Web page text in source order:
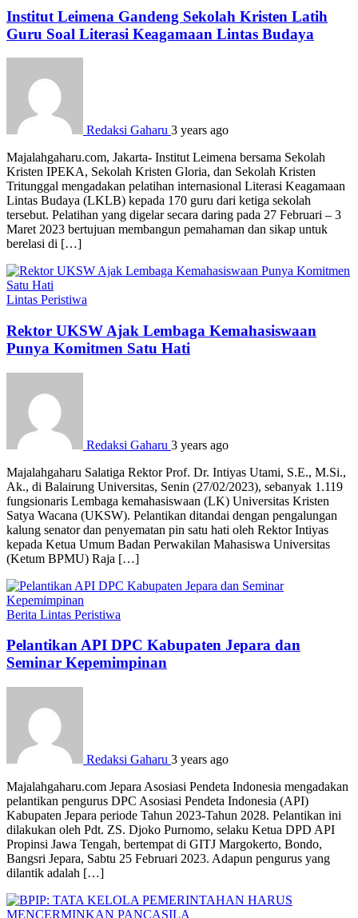
Institut Leimena Gandeng Sekolah Kristen Latih
Guru Soal Literasi Keagamaan Lintas Budaya
Redaksi Gaharu 3 years ago
Majalahgaharu.com, Jakarta- Institut Leimena bersama Sekolah
Kristen IPEKA, Sekolah Kristen Gloria, dan Sekolah Kristen
Tritunggal mengadakan pelatihan internasional Literasi Keagamaan
Lintas Budaya (LKLB) kepada 170 guru dari ketiga sekolah
tersebut. Pelatihan yang digelar secara daring pada 27 Februari – 3
Maret 2023 bertujuan membangun pemahaman dan sikap untuk
berelasi di […]
Lintas Peristiwa
Rektor UKSW Ajak Lembaga Kemahasiswaan
Punya Komitmen Satu Hati
Redaksi Gaharu 3 years ago
Majalahgaharu Salatiga Rektor Prof. Dr. Intiyas Utami, S.E., M.Si.,
Ak., di Balairung Universitas, Senin (27/02/2023), sebanyak 1.119
fungsionaris Lembaga kemahasiswaan (LK) Universitas Kristen
Satya Wacana (UKSW). Pelantikan ditandai dengan pengalungan
kalung senator dan penyematan pin satu hati oleh Rektor Intiyas
kepada Ketua Umum Badan Perwakilan Mahasiswa Universitas
(Ketum BPMU) Raja […]
Berita Lintas Peristiwa
Pelantikan API DPC Kabupaten Jepara dan
Seminar Kepemimpinan
Redaksi Gaharu 3 years ago
Majalahgaharu.com Jepara Asosiasi Pendeta Indonesia mengadakan
pelantikan pengurus DPC Asosiasi Pendeta Indonesia (API)
Kabupaten Jepara periode Tahun 2023-Tahun 2028. Pelantikan ini
dilakukan oleh Pdt. ZS. Djoko Purnomo, selaku Ketua DPD API
Propinsi Jawa Tengah, bertempat di GITJ Margokerto, Bondo,
Bangsri Jepara, Sabtu 25 Februari 2023. Adapun pengurus yang
dilantik adalah […]